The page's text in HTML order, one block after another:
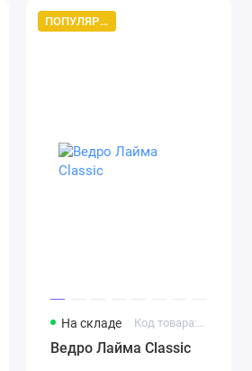
ПОПУЛЯРНЫЙ ТОВАР
На складе Код товара: Лайма Classic
Ведро Лайма Classic